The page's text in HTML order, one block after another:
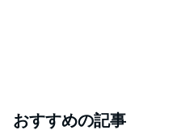
おすすめの記事